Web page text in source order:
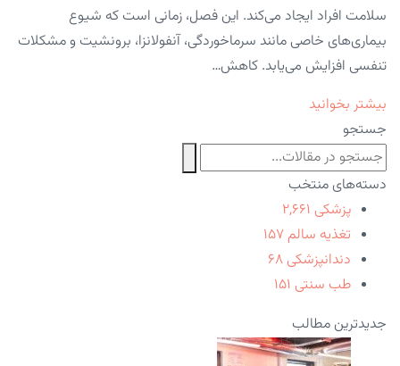
سلامت افراد ایجاد می‌کند. این فصل، زمانی است که شیوع
بیماری‌های خاصی مانند سرماخوردگی، آنفولانزا، برونشیت و مشکلات
تنفسی افزایش می‌یابد. کاهش…
بیشتر بخوانید
جستجو
دسته‌های منتخب
پزشکی ۲,۶۶۱
تغذیه سالم ۱۵۷
دندانپزشکی ۶۸
طب سنتی ۱۵۱
جدیدترین مطالب